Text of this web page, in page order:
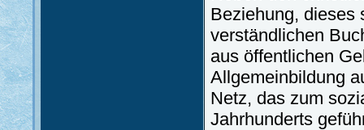
Beziehung, dieses
verständlichen
aus öffentlichen
Allgemeinbildung
Netz, das zum
Jahrhunderts